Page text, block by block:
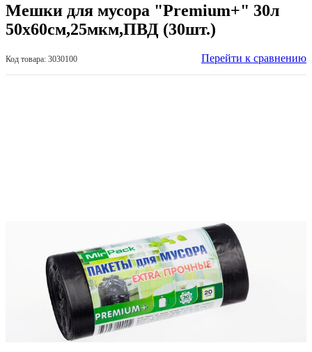
Мешки для мусора "Premium+" 30л
50х60см,25мкм,ПВД (30шт.)
Код товара: 3030100 Перейти к сравнению